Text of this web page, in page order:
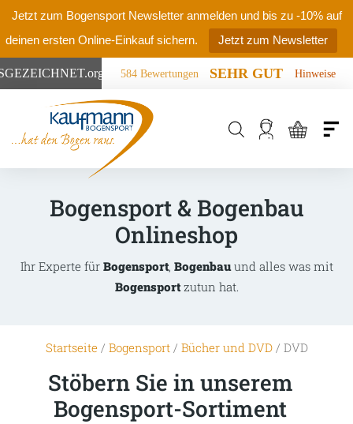
Jetzt zum Bogensport Newsletter anmelden und bis zu -10% auf
deinen ersten Online-Einkauf sichern.
Jetzt zum Newsletter
.org 584 Bewertungen SEHR GUT Hinweise
Products
search
Bogensport & Bogenbau
Onlineshop
Ihr Experte für Bogensport, Bogenbauund alles was mit
Bogensportzutun hat.
Startseite / Bogensport/ Bücher und DVD/ DVD
Stöbern Sie in unserem
Bogensport-Sortiment